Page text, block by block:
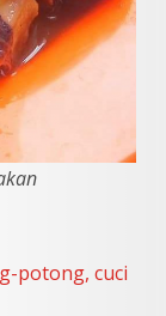
potong, cuci